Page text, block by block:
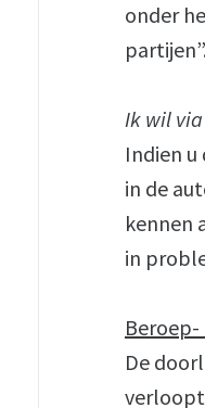
onder
Ik wil via
Indien
in de
kennen
in
De